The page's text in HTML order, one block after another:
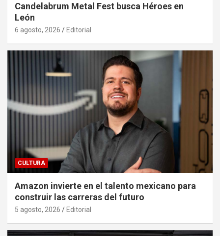
Candelabrum Metal Fest busca Héroes en
León
6 agosto, 2026 Editorial
CULTURA
Amazon invierte en el talento mexicano para
construir las carreras del futuro
5 agosto, 2026 Editorial